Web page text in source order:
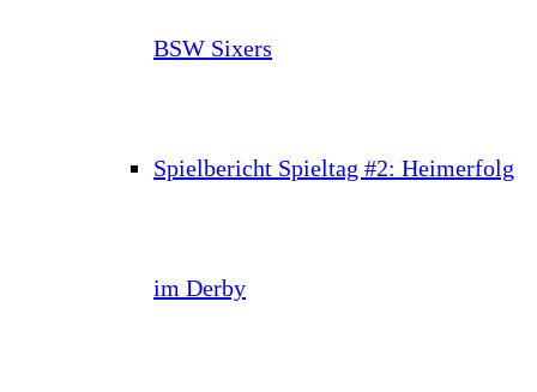
BSW Sixers
Spielbericht Spieltag #2: Heimerfolg
im Derby